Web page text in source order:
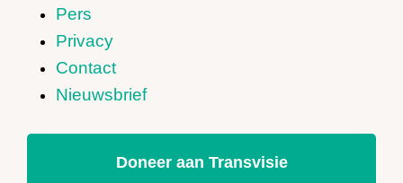
Pers
Privacy
Contact
Nieuwsbrief
Doneer aan Transvisie